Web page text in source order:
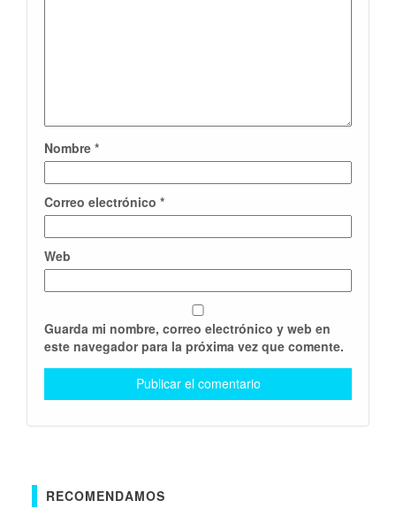
Nombre *
Correo electrónico *
Web
Guarda mi nombre, correo electrónico y web en
este navegador para la próxima vez que comente.
RECOMENDAMOS